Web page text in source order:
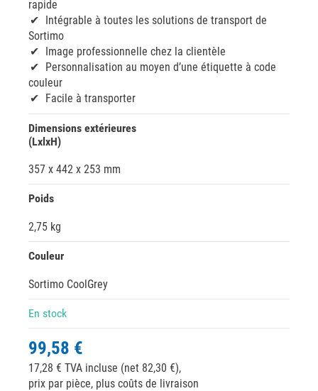
rapide
Intégrable à toutes les solutions de transport de
Sortimo
Image professionnelle chez la clientèle
Personnalisation au moyen d’une étiquette à code
couleur
Facile à transporter
Dimensions extérieures
(LxlxH)
357 x 442 x 253 mm
Poids
2,75 kg
Couleur
Sortimo CoolGrey
En stock
99,58 €
17,28 € TVA incluse (net 82,30 €),
prix par pièce, plus coûts de livraison